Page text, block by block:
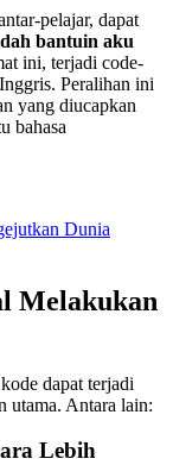
pelajar, dapat
bantuin aku
ini, terjadi code-
Peralihan ini
yang diucapkan
bahasa
Dunia
Melakukan
dapat terjadi
utama. Antara lain:
Lebih